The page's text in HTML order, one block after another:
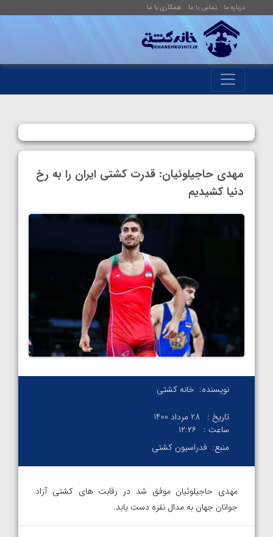
درباره ما تماس با ما همکاری با ما
مهدی حاجیلوئیان: قدرت کشتی ایران را به رخ
دنیا کشیدیم
نویسنده: خانه کشتی
تاریخ : 28 مرداد 1400
ساعت :
۱۲:۲۶
منبع: فدراسیون کشتی
مهدی حاجیلوئیان موفق شد در رقابت های کشتی آزاد
جوانان جهان به مدال نقره دست یابد.